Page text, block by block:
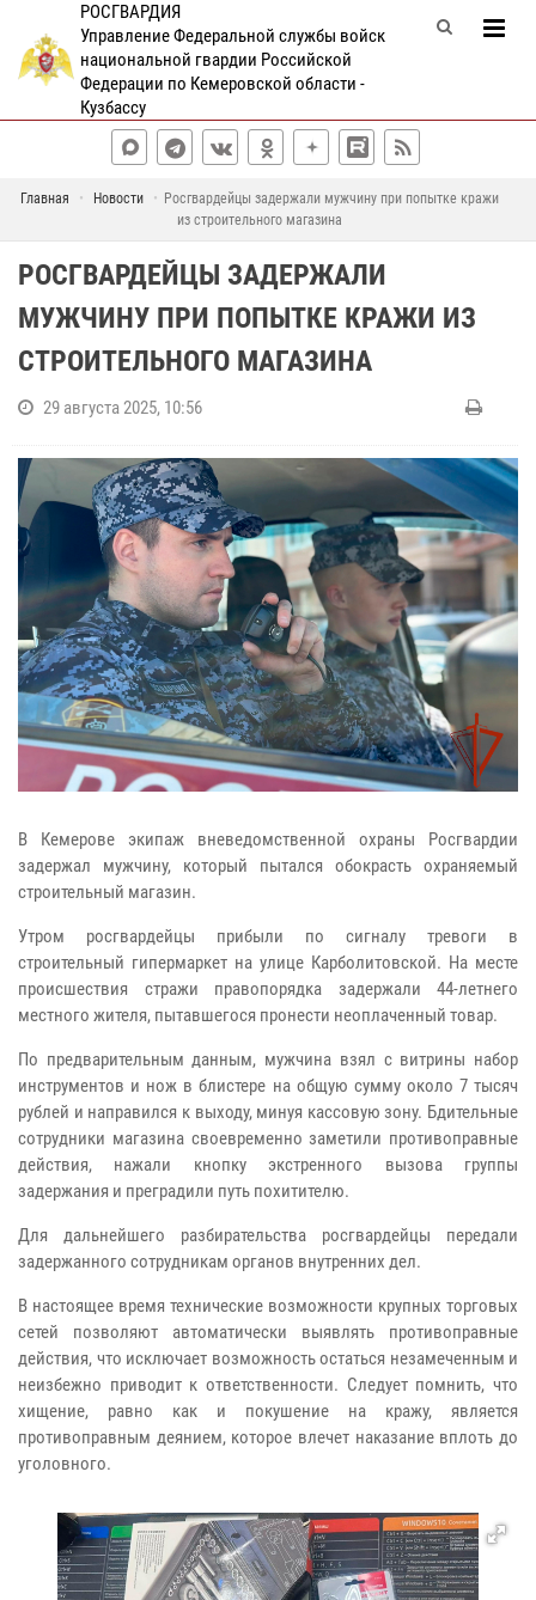
РОСГВАРДИЯ
Управление Федеральной службы войск
национальной гвардии Российской
Федерации по Кемеровской области -
Кузбассу
Главная Новости
Росгвардейцы задержали мужчину при попытке кражи
из строительного магазина
РОСГВАРДЕЙЦЫ ЗАДЕРЖАЛИ
МУЖЧИНУ ПРИ ПОПЫТКЕ КРАЖИ ИЗ
СТРОИТЕЛЬНОГО МАГАЗИНА
29 августа 2025, 10:56
В Кемерове экипаж вневедомственной охраны Росгвардии
задержал мужчину, который пытался обокрасть охраняемый
строительный магазин.
Утром росгвардейцы прибыли по сигналу тревоги в
строительный гипермаркет на улице Карболитовской. На месте
происшествия стражи правопорядка задержали 44-летнего
местного жителя, пытавшегося пронести неоплаченный товар.
По предварительным данным, мужчина взял с витрины набор
инструментов и нож в блистере на общую сумму около 7 тысяч
рублей и направился к выходу, минуя кассовую зону. Бдительные
сотрудники магазина своевременно заметили противоправные
действия, нажали кнопку экстренного вызова группы
задержания и преградили путь похитителю.
Для дальнейшего разбирательства росгвардейцы передали
задержанного сотрудникам органов внутренних дел.
В настоящее время технические возможности крупных торговых
сетей позволяют автоматически выявлять противоправные
действия, что исключает возможность остаться незамеченным и
неизбежно приводит к ответственности. Следует помнить, что
хищение, равно как и покушение на кражу, является
противоправным деянием, которое влечет наказание вплоть до
уголовного.